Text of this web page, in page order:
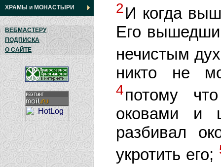
ХРАМЫ и МОНАСТЫРИ
ВЕБМАСТЕРУ
ПОДПИСКА
О САЙТЕ
2И когда
Его
нечистым
никто не
4потому
оковами и
разбивал
укротить его;